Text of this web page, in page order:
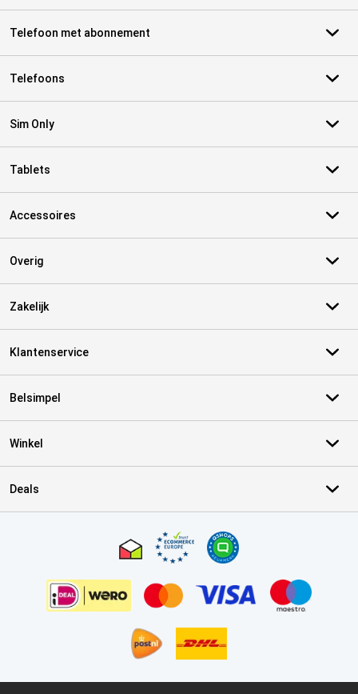
Telefoon met abonnement
Telefoons
Sim Only
Tablets
Accessoires
Overig
Zakelijk
Klantenservice
Belsimpel
Winkel
Deals